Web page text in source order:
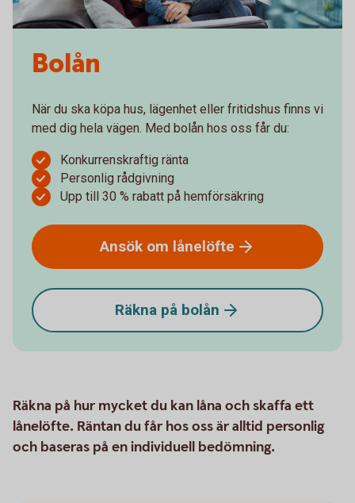
Bolån
När du ska köpa hus, lägenhet eller fritidshus finns vi
med dig hela vägen. Med bolån hos oss får du:
Konkurrenskraftig ränta
Personlig rådgivning
Upp till 30 % rabatt på hemförsäkring
Ansök om lånelöfte
Räkna på bolån
Räkna på hur mycket du kan låna och skaffa ett
lånelöfte. Räntan du får hos oss är alltid personlig
och baseras på en individuell bedömning.